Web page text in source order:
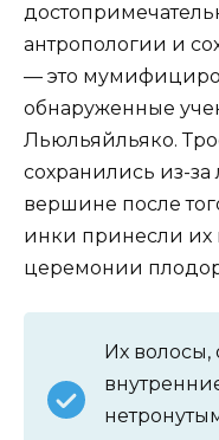
антропологии и
— это
обнаруженные
Льюльяйльяко.
сохранились из-
вершине после
инки принесли их
церемонии
Их